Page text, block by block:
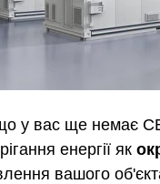
у вас ще немає
енергії як
вашого